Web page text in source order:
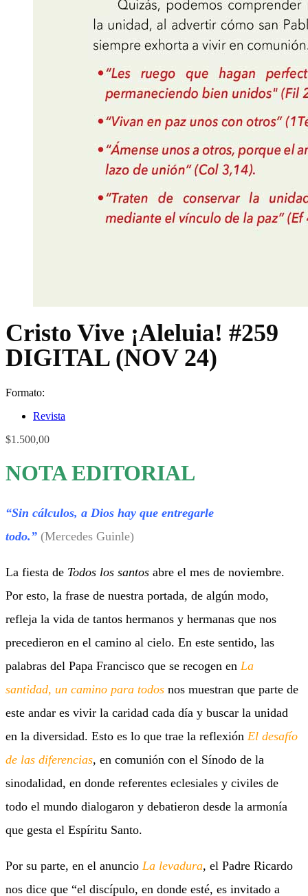
Cristo Vive ¡Aleluia! #259
DIGITAL (NOV 24)
Formato:
Revista
$1.500,00
NOTA EDITORIAL
“Sin cálculos, a Dios hay que entregarle
todo.” (Mercedes Guinle)
La fiesta de Todos los santos abre el mes de noviembre.
Por esto, la frase de nuestra portada, de algún modo,
refleja la vida de tantos hermanos y hermanas que nos
precedieron en el camino al cielo. En este sentido, las
palabras del Papa Francisco que se recogen en La
santidad, un camino para todos nos muestran que parte de
este andar es vivir la caridad cada día y buscar la unidad
en la diversidad. Esto es lo que trae la reflexión El desafío
de las diferencias, en comunión con el Sínodo de la
sinodalidad, en donde referentes eclesiales y civiles de
todo el mundo dialogaron y debatieron desde la armonía
que gesta el Espíritu Santo.
Por su parte, en el anuncio La levadura, el Padre Ricardo
nos dice que “el discípulo, en donde esté, es invitado a